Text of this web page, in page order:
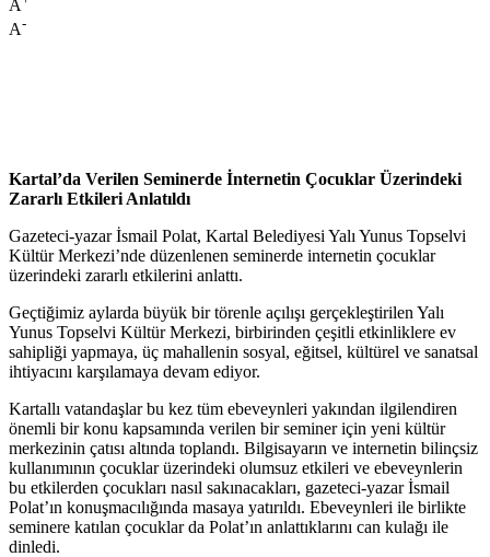
A
A-
Kartal’da Verilen Seminerde İnternetin Çocuklar Üzerindeki
Zararlı Etkileri Anlatıldı
Gazeteci-yazar İsmail Polat, Kartal Belediyesi Yalı Yunus Topselvi
Kültür Merkezi’nde düzenlenen seminerde internetin çocuklar
üzerindeki zararlı etkilerini anlattı.
Geçtiğimiz aylarda büyük bir törenle açılışı gerçekleştirilen Yalı
Yunus Topselvi Kültür Merkezi, birbirinden çeşitli etkinliklere ev
sahipliği yapmaya, üç mahallenin sosyal, eğitsel, kültürel ve sanatsal
ihtiyacını karşılamaya devam ediyor.
Kartallı vatandaşlar bu kez tüm ebeveynleri yakından ilgilendiren
önemli bir konu kapsamında verilen bir seminer için yeni kültür
merkezinin çatısı altında toplandı. Bilgisayarın ve internetin bilinçsiz
kullanımının çocuklar üzerindeki olumsuz etkileri ve ebeveynlerin
bu etkilerden çocukları nasıl sakınacakları, gazeteci-yazar İsmail
Polat’ın konuşmacılığında masaya yatırıldı. Ebeveynleri ile birlikte
seminere katılan çocuklar da Polat’ın anlattıklarını can kulağı ile
dinledi.